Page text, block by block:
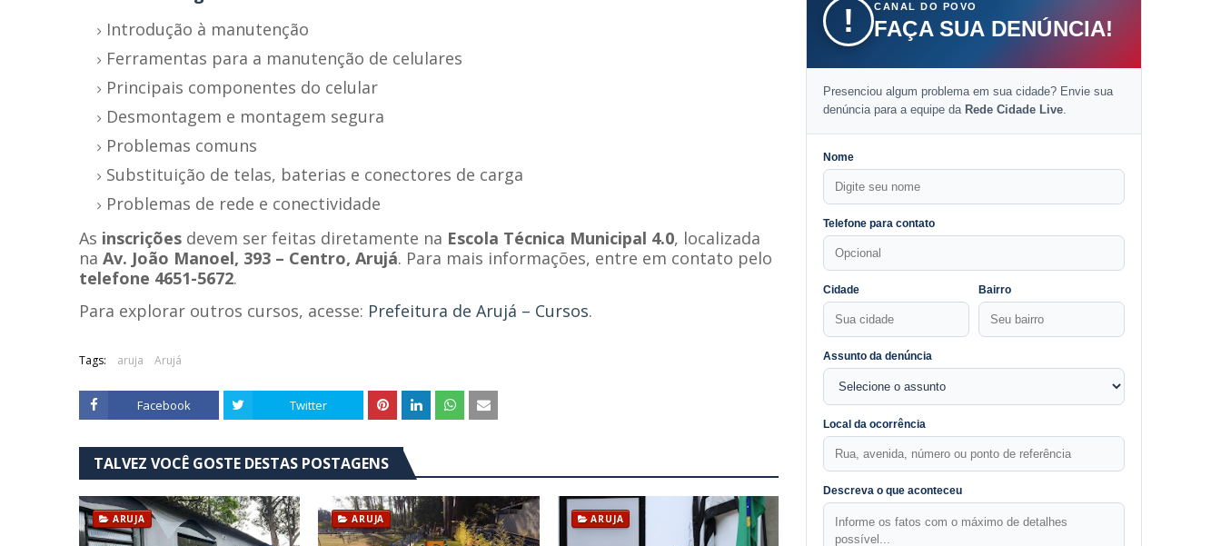
Introdução à manutenção
Ferramentas para a manutenção de celulares
Principais componentes do celular
Desmontagem e montagem segura
Problemas comuns
Substituição de telas, baterias e conectores de carga
Problemas de rede e conectividade
As inscrições devem ser feitas diretamente na Escola Técnica Municipal 4.0, localizada
na Av. João Manoel, 393 – Centro, Arujá. Para mais informações, entre em contato pelo
telefone 4651-5672.
Para explorar outros cursos, acesse: Prefeitura de Arujá – Cursos.
Tags: aruja Arujá
Facebook Twitter
TALVEZ VOCÊ GOSTE DESTAS POSTAGENS
ARUJA ARUJA ARUJA
! CANAL DO POVO
FAÇA SUA DENÚNCIA!
Presenciou algum problema em sua cidade? Envie sua
denúncia para a equipe da Rede Cidade Live.
Nome
Telefone para contato
Cidade Bairro
Assunto da denúncia
Local da ocorrência
Descreva o que aconteceu